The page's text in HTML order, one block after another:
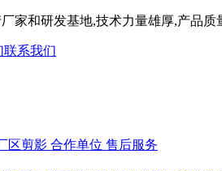
家和研发基地,技术力量雄厚,产品质
联系我们
区剪影 合作单位 售后服务